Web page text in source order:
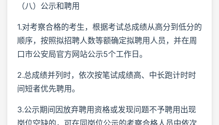
（八）公示和聘用
1.对考察合格的考生，根据考试总成绩从高分到低分的
顺序，按照拟招聘人数等额确定拟聘用人员，并在周
口市公安局官方网站公示5个工作日。
2.总成绩并列时，依次按笔试成绩高、中长跑计时时
间短者优先聘用。
3.公示期间因放弃聘用资格或发现问题不予聘用出现
岗位空缺的，可在同岗位公示的考察合格人员中依次